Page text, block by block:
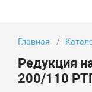
Главная
Редукция
200/110